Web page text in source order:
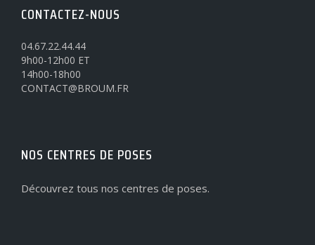
CONTACTEZ-NOUS
04.67.22.44.44
9h00-12h00 ET
14h00-18h00
CONTACT@BROUM.FR
NOS CENTRES DE POSES
Découvrez tous nos centres de poses.